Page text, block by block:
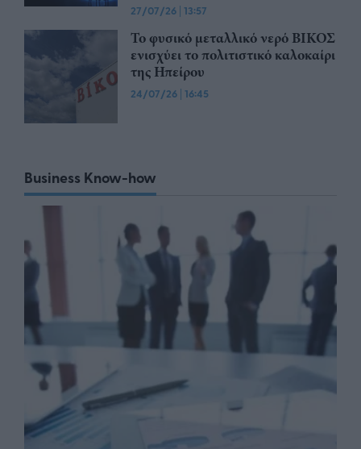
27/07/26 | 13:57
Το φυσικό μεταλλικό νερό ΒΙΚΟΣ
ενισχύει το πολιτιστικό καλοκαίρι
της Ηπείρου
24/07/26 | 16:45
Business Know-how